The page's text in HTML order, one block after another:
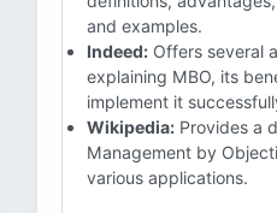
and examples.
Indeed: Offers several
explaining MBO, its
implement it
Wikipedia: Provides a
Management by
various applications.